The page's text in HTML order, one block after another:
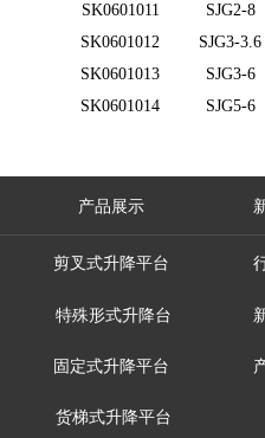
SK0601011
SJG2-8
SK0601012
SJG3-3.6
SK0601013
SJG3-6
SK0601014
SJG5-6
产品展示
剪叉式升降平台
特殊形式升降台
固定式升降平台
货梯式升降平台